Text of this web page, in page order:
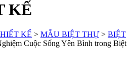
KẾ
KẾ > MẪU BIỆT THỰ> BIỆT
Cuộc Sống Yên Bình trong Biệt